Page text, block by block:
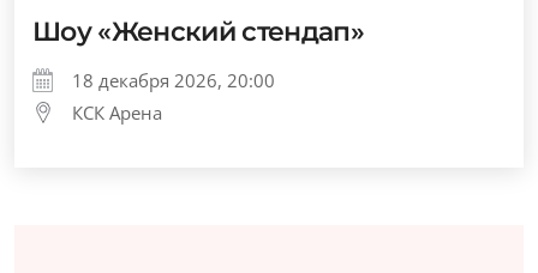
Шоу «Женский стендап»
18 декабря 2026, 20:00
КСК Арена